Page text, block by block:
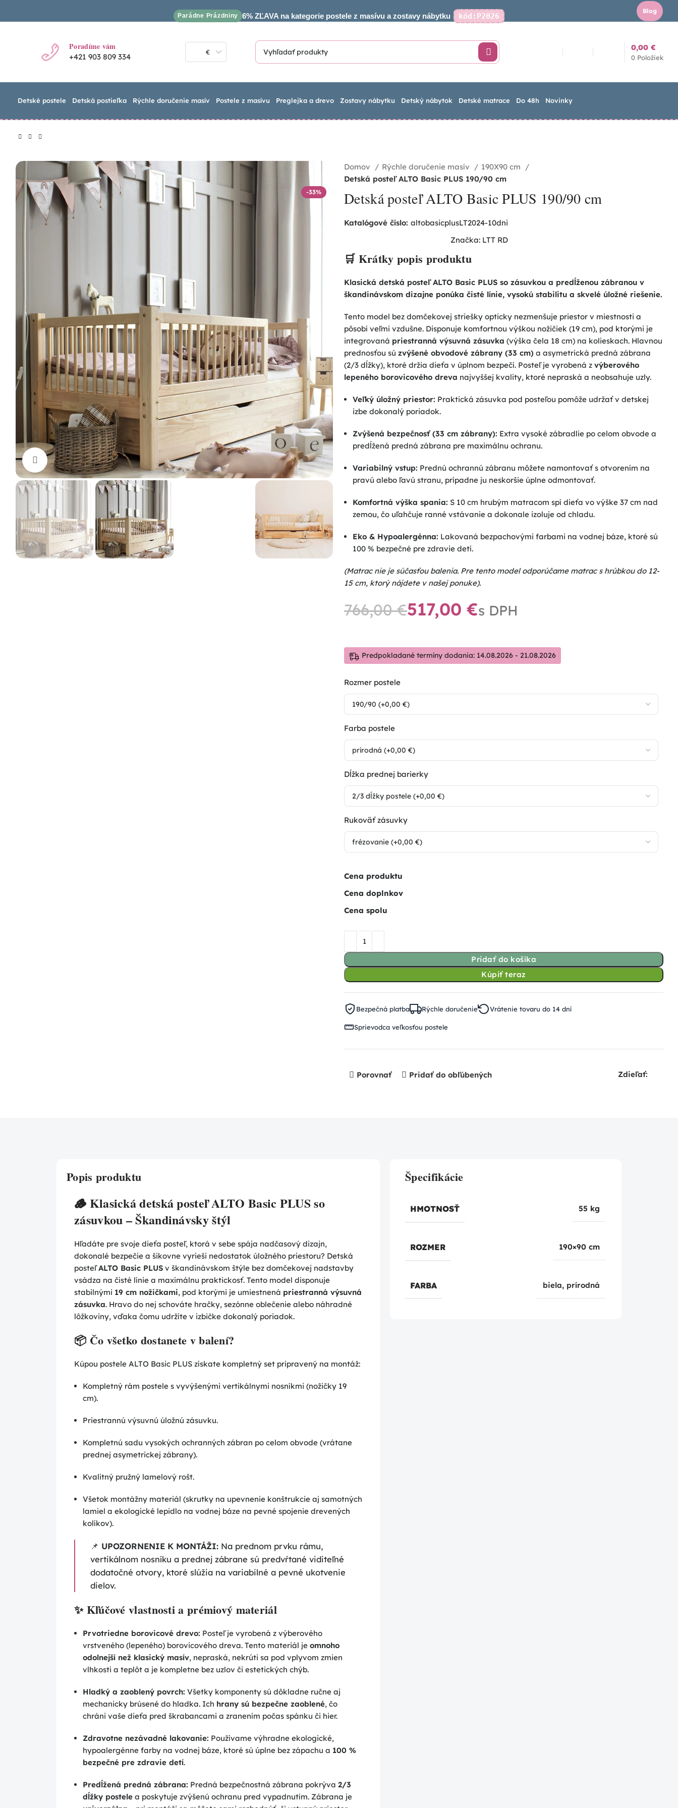
Parádne Prázdniny 6% ZĽAVA na kategorie postele z masívu a zostavy nábytku kód:P2026
Blog
Poradíme vám
+421 903 809 334 €
0 Položiek
0,00 €
Detské postele Detská postieľka Rýchle doručenie masív Postele z masívu Preglejka a drevo Zostavy nábytku Detský nábytok Detské matrace Do 48h Novinky
€
€ -33%
Click to enlarge
Domov Rýchle doručenie masív
190X90 cm
Detská posteľ ALTO Basic PLUS 190/90 cm
Detská posteľ ALTO Basic PLUS 190/90 cm
Katalógové číslo: altobasicplusLT2024-10dni
Značka: LTT RD
🛒 Krátky popis produktu
Klasická detská posteľ ALTO Basic PLUS so zásuvkou a predĺženou zábranou v
škandinávskom dizajne ponúka čisté línie, vysokú stabilitu a skvelé úložné riešenie.
Tento model bez domčekovej striešky opticky nezmenšuje priestor v miestnosti a
pôsobí veľmi vzdušne. Disponuje komfortnou výškou nožičiek (19 cm), pod ktorými je
integrovaná priestranná výsuvná zásuvka (výška čela 18 cm) na kolieskach. Hlavnou
prednosťou sú zvýšené obvodové zábrany (33 cm) a asymetrická predná zábrana
(2/3 dĺžky), ktoré držia dieťa v úplnom bezpečí. Posteľ je vyrobená z výberového
lepeného borovicového dreva najvyššej kvality, ktoré nepraská a neobsahuje uzly.
Veľký úložný priestor: Praktická zásuvka pod posteľou pomôže udržať v detskej
izbe dokonalý poriadok.
Zvýšená bezpečnosť (33 cm zábrany): Extra vysoké zábradlie po celom obvode a
predĺžená predná zábrana pre maximálnu ochranu.
Variabilný vstup: Prednú ochrannú zábranu môžete namontovať s otvorením na
pravú alebo ľavú stranu, prípadne ju neskoršie úplne odmontovať.
Komfortná výška spania: S 10 cm hrubým matracom spí dieťa vo výške 37 cm nad
zemou, čo uľahčuje ranné vstávanie a dokonale izoluje od chladu.
Eko & Hypoalergénna: Lakovaná bezpachovými farbami na vodnej báze, ktoré sú
100 % bezpečné pre zdravie detí.
(Matrac nie je súčasťou balenia. Pre tento model odporúčame matrac s hrúbkou do 12-
15 cm, ktorý nájdete v našej ponuke).
766,00€517,00 €
Predpokladané termíny dodania: 14.08.2026 - 21.08.2026
Rozmer postele
Farba postele
Dĺžka prednej barierky
Rukoväť zásuvky
Cena produktu
Cena doplnkov
Cena spolu
Pridať do košíka
Kúpiť teraz
Bezpečná platba Rýchle doručenie Vrátenie tovaru do 14 dní
Sprievodca veľkosťou postele
Porovnať Pridať do obľúbených Zdieľať:
Popis produktu
🪵 Klasická detská posteľ ALTO Basic PLUS so
zásuvkou – Škandinávsky štýl
Hľadáte pre svoje dieťa posteľ, ktorá v sebe spája nadčasový dizajn,
dokonalé bezpečie a šikovne vyrieši nedostatok úložného priestoru? Detská
posteľALTO Basic PLUS v škandinávskom štýle bez domčekovej nadstavby
vsádza na čisté línie a maximálnu praktickosť. Tento model disponuje
stabilnými 19 cm nožičkami, pod ktorými je umiestnená priestranná výsuvná
zásuvka. Hravo do nej schováte hračky, sezónne oblečenie alebo náhradné
lôžkoviny, vďaka čomu udržíte v izbičke dokonalý poriadok.
📦 Čo všetko dostanete v balení?
Kúpou postele ALTO Basic PLUS získate kompletný set pripravený na montáž:
Kompletný rám postele s vyvýšenými vertikálnymi nosníkmi (nožičky 19
cm).
Priestrannú výsuvnú úložnú zásuvku.
Kompletnú sadu vysokých ochranných zábran po celom obvode (vrátane
prednej asymetrickej zábrany).
Kvalitný pružný lamelový rošt.
Všetok montážny materiál (skrutky na upevnenie konštrukcie aj samotných
lamiel a ekologické lepidlo na vodnej báze na pevné spojenie drevených
kolíkov).
📌 UPOZORNENIE K MONTÁŽI: Na prednom prvku rámu,
vertikálnom nosníku a prednej zábrane sú predvŕtané viditeľné
dodatočné otvory, ktoré slúžia na variabilné a pevné ukotvenie
dielov.
✨ Kľúčové vlastnosti a prémiový materiál
Prvotriedne borovicové drevo: Posteľ je vyrobená z výberového
vrstveného (lepeného) borovicového dreva. Tento materiál je omnoho
odolnejší než klasický masív, nepraská, nekrúti sa pod vplyvom zmien
vlhkosti a teplôt a je kompletne bez uzlov či estetických chýb.
Hladký a zaoblený povrch: Všetky komponenty sú dôkladne ručne aj
mechanicky brúsené do hladka. Ich hrany sú bezpečne zaoblené, čo
chráni vaše dieťa pred škrabancami a zranením počas spánku či hier.
Zdravotne nezávadné lakovanie: Používame výhradne ekologické,
hypoalergénne farby na vodnej báze, ktoré sú úplne bez zápachu a 100 %
bezpečné pre zdravie detí.
Predĺžená predná zábrana: Predná bezpečnostná zábrana pokrýva 2/3
dĺžky postele a poskytuje zvýšenú ochranu pred vypadnutím. Zábrana je
Špecifikácie
HMOTNOSŤ 55 kg
ROZMER 190×90 cm
FARBA biela, prírodná